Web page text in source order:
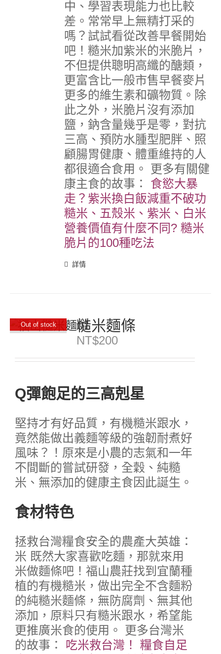
中、學習表現能力也比較
差。常常早上無精打采的
嗎？試試看從改善早餐開始
吧！糙米加紫米的米脆片，
不但提供聰明高纖的醣類，
更富含比一般市售早餐麥片
更多的維生素和礦物質。除
此之外，米脆片沒有添加
鹽，鈉含量幾乎是零，對抗
三高、預防水腫型肥胖、照
顧腸胃健康、體重維持的人
都很適合食用。 更多有關健
康主食的故事： 食慾大暴
走？紫米換白飯減重不破功
糙米、五殼米、紫米、白米
營養價值有什麼不同?糙米
脆片的100種吃法
詳情
Out of stock 糙米麵條
NT$200
Q彈飽足的三高剋星
堅持才有好品質，有機糙米跟水，
竟然能做出義麵等級的強韌耐煮好
風味？！原來是小農的志氣和一年
不間斷的嘗試研發，全穀、純糙
米、無添加的健康主食因此誕生。
食材特色
拯救台灣糧食安全的農產大英雄：
米 既然大家喜歡吃麵，那就來用
米做麵條吧！福山農莊找到宜蘭種
植的有機糙米，做出完全不含麵粉
的純糙米麵條，無防腐劑、無其他
添加，原料只有糙米跟水，希望能
更推廣米食的使用。 更多台灣米
的故事： 吃米救台灣！ 糧食自足